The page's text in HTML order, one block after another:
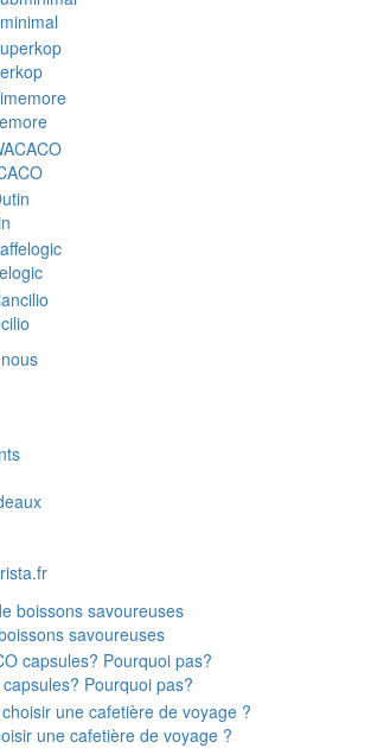
savoureuses
Pourquoi pas?
une cafetière de voyage ?